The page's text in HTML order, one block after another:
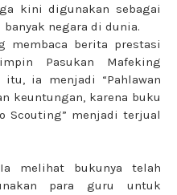
kini digunakan sebagai
negara di dunia.
membaca berita prestasi
Pasukan Mafeking
ia menjadi “Pahlawan
keuntungan, karena buku
Scouting” menjadi terjual
melihat bukunya telah
para guru untuk